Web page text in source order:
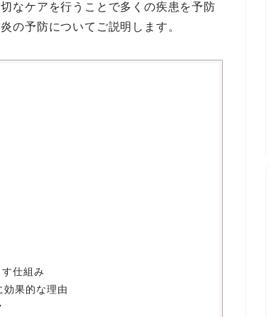
なケアを行うことで多くの疾患を予防
の予防についてご説明します。
仕組み
果的な理由